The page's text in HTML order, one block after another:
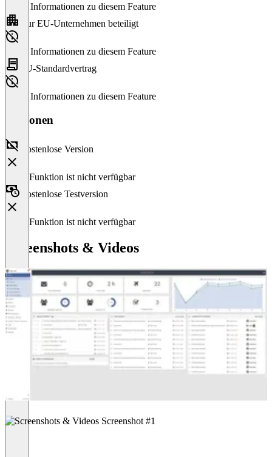
Keine Informationen zu diesem Feature
Nur EU-Unternehmen beteiligt
Keine Informationen zu diesem Feature
EU-Standardvertrag
Keine Informationen zu diesem Feature
Versionen
Kostenlose Version
Diese Funktion ist nicht verfügbar
Kostenlose Testversion
Diese Funktion ist nicht verfügbar
Screenshots & Videos